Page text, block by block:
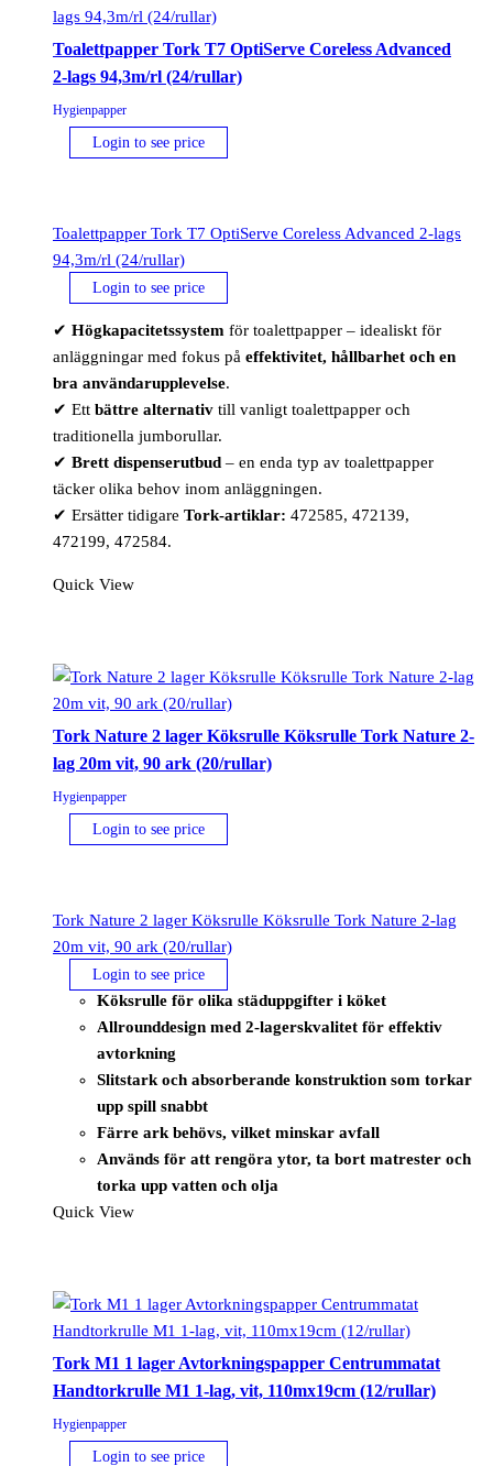
Toalettpapper Tork T7 OptiServe Coreless Advanced
2-lags 94,3m/rl (24/rullar)
Hygienpapper
Login to see price
Toalettpapper Tork T7 OptiServe Coreless Advanced 2-lags
94,3m/rl (24/rullar)
Login to see price
✔ Högkapacitetssystem för toalettpapper – idealiskt för
anläggningar med fokus på effektivitet, hållbarhet och en
bra användarupplevelse.
✔ Ett bättre alternativ till vanligt toalettpapper och
traditionella jumborullar.
✔ Brett dispenserutbud – en enda typ av toalettpapper
täcker olika behov inom anläggningen.
✔ Ersätter tidigare Tork-artiklar: 472585, 472139,
472199, 472584.
Quick View
Tork Nature 2 lager Köksrulle Köksrulle Tork Nature 2-
lag 20m vit, 90 ark (20/rullar)
Hygienpapper
Login to see price
Tork Nature 2 lager Köksrulle Köksrulle Tork Nature 2-lag
20m vit, 90 ark (20/rullar)
Login to see price
Köksrulle för olika städuppgifter i köket
Allrounddesign med 2-lagerskvalitet för effektiv
avtorkning
Slitstark och absorberande konstruktion som torkar
upp spill snabbt
Färre ark behövs, vilket minskar avfall
Används för att rengöra ytor, ta bort matrester och
torka upp vatten och olja
Quick View
Tork M1 1 lager Avtorkningspapper Centrummatat
Handtorkrulle M1 1-lag, vit, 110mx19cm (12/rullar)
Hygienpapper
Login to see price